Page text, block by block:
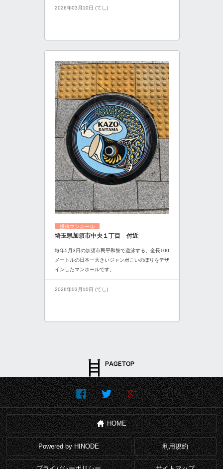
2026年03月10日 (てし)
投稿マンホール
埼玉県加須市中央１丁目 付近
毎年5月3日の加須市民平和祭で遊泳する、全長100
メートルの日本一大きいジャンボこいのぼりをデザ
インしたマンホールです。
2026年03月10日 (てし)
HOME
Powered by HINODE 利用規約